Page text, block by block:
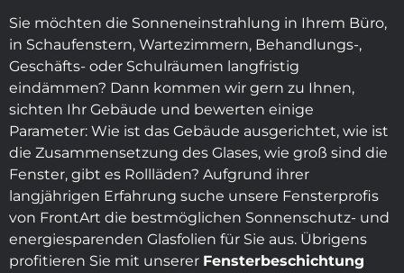
Sie möchten die Sonneneinstrahlung in Ihrem Büro,
in Schaufenstern, Wartezimmern, Behandlungs-,
Geschäfts- oder Schulräumen langfristig
eindämmen? Dann kommen wir gern zu Ihnen,
sichten Ihr Gebäude und bewerten einige
Parameter: Wie ist das Gebäude ausgerichtet, wie ist
die Zusammensetzung des Glases, wie groß sind die
Fenster, gibt es Rollläden? Aufgrund ihrer
langjährigen Erfahrung suche unsere Fensterprofis
von FrontArt die bestmöglichen Sonnenschutz- und
energiesparenden Glasfolien für Sie aus. Übrigens
profitieren Sie mit unserer Fensterbeschichtung